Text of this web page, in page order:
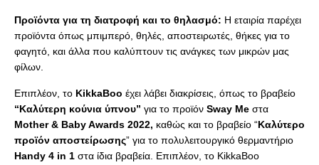
Προϊόντα για τη διατροφή και το θηλασμό: Η εταιρία παρέχει
προϊόντα όπως μπιμπερό, θηλές, αποστειρωτές, θήκες για το
φαγητό, και άλλα που καλύπτουν τις ανάγκες των μικρών μας
φίλων.
Επιπλέον, το KikkaBoo έχει λάβει διακρίσεις, όπως το βραβείο
“Καλύτερη κούνια ύπνου” για το προϊόν Sway Me στα
Mother & Baby Awards 2022, καθώς και το βραβείο “Καλύτερο
προϊόν αποστείρωσης” για το πολυλειτουργικό θερμαντήριο
Handy 4 in 1 στα ίδια βραβεία. Επιπλέον, το KikkaBoo